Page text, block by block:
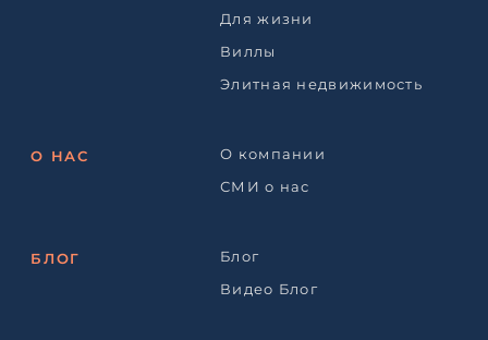
Для жизни
Виллы
Элитная недвижимость
О НАС
О компании
СМИ о нас
БЛОГ
Блог
Видео Блог